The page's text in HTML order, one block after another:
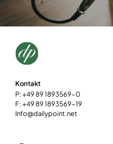
Kontakt
P: +49 89 1893569-0
F: +49 89 1893569-19
Info@dailypoint.net